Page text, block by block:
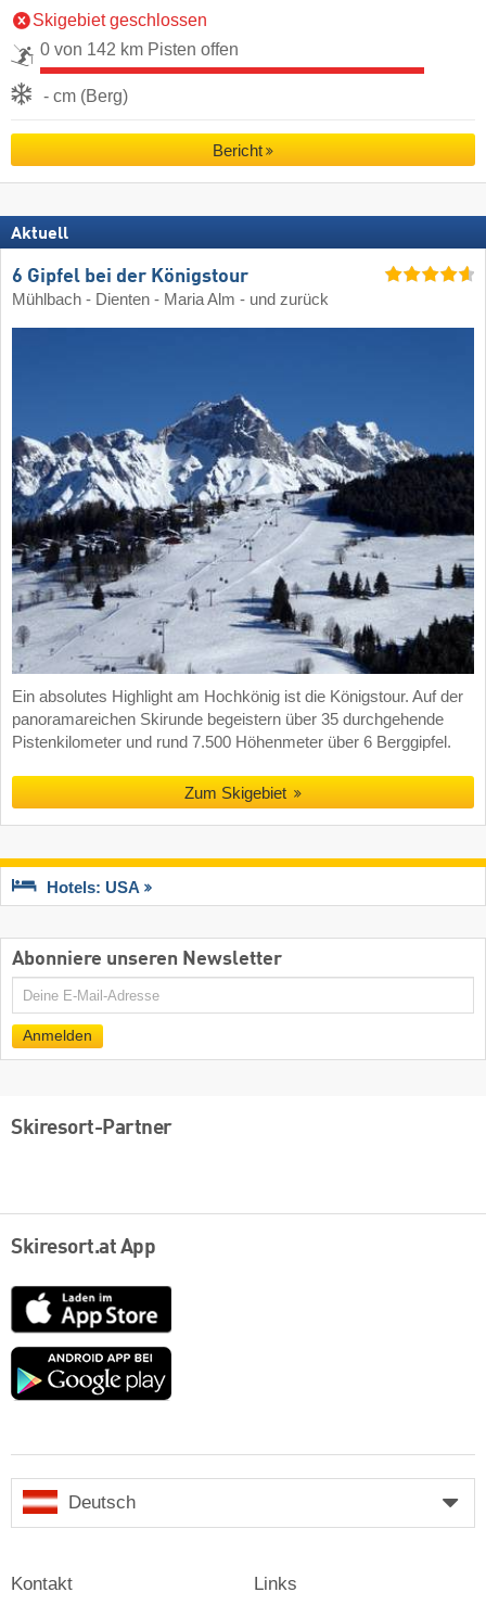
Skigebiet geschlossen
0 von 142 km Pisten offen
- cm (Berg)
Bericht
Aktuell
6 Gipfel bei der Königstour
Mühlbach - Dienten - Maria Alm - und zurück
Ein absolutes Highlight am Hochkönig ist die Königstour. Auf der
panoramareichen Skirunde begeistern über 35 durchgehende
Pistenkilometer und rund 7.500 Höhenmeter über 6 Berggipfel.
Zum Skigebiet
Hotels: USA
Abonniere unseren Newsletter
E-
Anmelden
Skiresort-Partner
Skiresort.at App
App
Store
Google
Deutsch
Kontakt Links